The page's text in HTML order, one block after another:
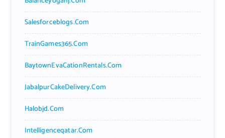
Salesforceblogs.com
TrainGames365.com
BaytownEvaCationRentals.com
JabalpurCakeDelivery.com
Halobjd.com
Intelligenceqatar.com